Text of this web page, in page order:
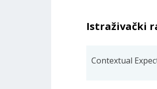
Istraživački
Contextual